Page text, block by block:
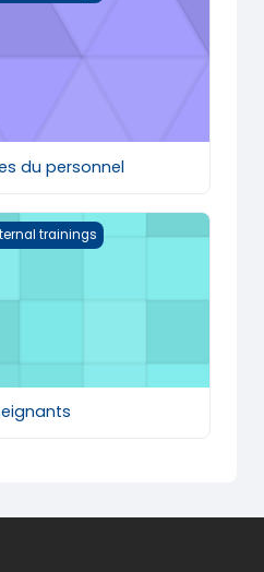
du personnel
trainings